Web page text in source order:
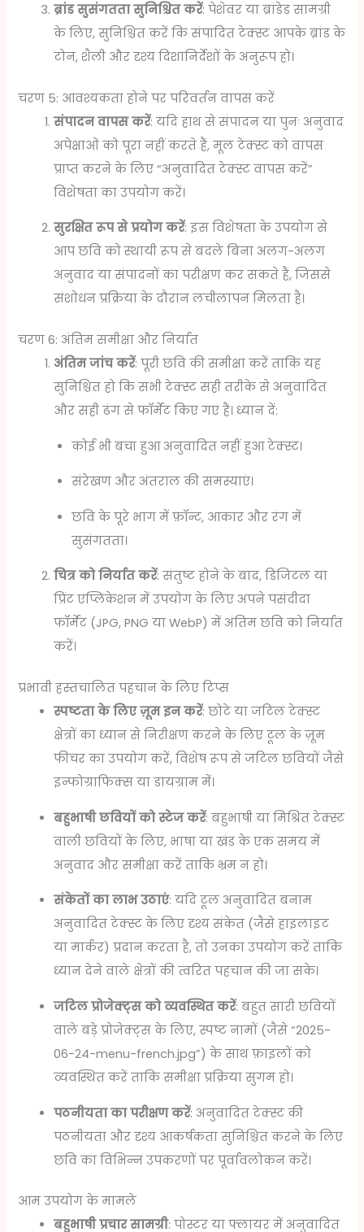
ब्रांड सुसंगतता सुनिश्चित करें: पेशेवर या ब्रांडेड सामग्री
के लिए, सुनिश्चित करें कि संपादित टेक्स्ट आपके ब्रांड के
टोन, शैली और दृश्य दिशानिर्देशों के अनुरूप हो।
चरण 5: आवश्यकता होने पर परिवर्तन वापस करें
संपादन वापस करें: यदि हाथ से संपादन या पुनः अनुवाद
अपेक्षाओं को पूरा नहीं करते हैं, मूल टेक्स्ट को वापस
प्राप्त करने के लिए “अनुवादित टेक्स्ट वापस करें”
विशेषता का उपयोग करें।
सुरक्षित रूप से प्रयोग करें: इस विशेषता के उपयोग से
आप छवि को स्थायी रूप से बदले बिना अलग-अलग
अनुवाद या संपादनों का परीक्षण कर सकते हैं, जिससे
संशोधन प्रक्रिया के दौरान लचीलापन मिलता है।
चरण 6: अंतिम समीक्षा और निर्यात
अंतिम जांच करें: पूरी छवि की समीक्षा करें ताकि यह
सुनिश्चित हो कि सभी टेक्स्ट सही तरीके से अनुवादित
और सही ढंग से फॉर्मेट किए गए हैं। ध्यान दें:
कोई भी बचा हुआ अनुवादित नहीं हुआ टेक्स्ट।
संरेखण और अंतराल की समस्याएं।
छवि के पूरे भाग में फ़ॉन्ट, आकार और रंग में
सुसंगतता।
चित्र को निर्यात करें: संतुष्ट होने के बाद, डिजिटल या
प्रिंट एप्लिकेशन में उपयोग के लिए अपने पसंदीदा
फॉर्मेट (JPG, PNG या WebP) में अंतिम छवि को निर्यात
करें।
प्रभावी हस्तचालित पहचान के लिए टिप्स
स्पष्टता के लिए ज़ूम इन करें: छोटे या जटिल टेक्स्ट
क्षेत्रों का ध्यान से निरीक्षण करने के लिए टूल के ज़ूम
फीचर का उपयोग करें, विशेष रूप से जटिल छवियों जैसे
इन्फोग्राफिक्स या डायग्राम में।
बहुभाषी छवियों को स्टेज करें: बहुभाषी या मिश्रित टेक्स्ट
वाली छवियों के लिए, भाषा या खंड के एक समय में
अनुवाद और समीक्षा करें ताकि भ्रम न हो।
संकेतों का लाभ उठाएं: यदि टूल अनुवादित बनाम
अनुवादित टेक्स्ट के लिए दृश्य संकेत (जैसे हाइलाइट
या मार्कर) प्रदान करता है, तो उनका उपयोग करें ताकि
ध्यान देने वाले क्षेत्रों की त्वरित पहचान की जा सके।
जटिल प्रोजेक्ट्स को व्यवस्थित करें: बहुत सारी छवियों
वाले बड़े प्रोजेक्ट्स के लिए, स्पष्ट नामों (जैसे “2025-
06-24-menu-french.jpg”) के साथ फ़ाइलों को
व्यवस्थित करें ताकि समीक्षा प्रक्रिया सुगम हो।
पठनीयता का परीक्षण करें: अनुवादित टेक्स्ट की
पठनीयता और दृश्य आकर्षकता सुनिश्चित करने के लिए
छवि का विभिन्न उपकरणों पर पूर्वावलोकन करें।
आम उपयोग के मामले
बहुभाषी प्रचार सामग्री: पोस्टर या फ्लायर में अनुवादित